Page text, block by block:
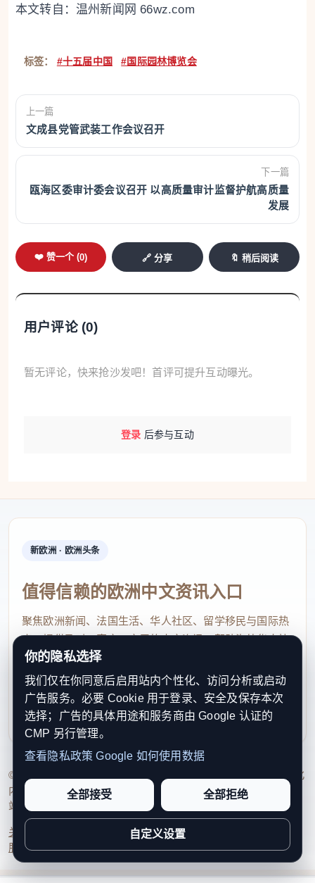
本文转自： 温州新闻网 66wz.com
标签： #十五届中国 #国际园林博览会
上一篇
文成县党管武装工作会议召开
下一篇
瓯海区委审计委会议召开 以高质量审计监督护航高质量
发展
❤️ 赞一个 (0) 🔗 分享 🔖 稍后阅读
用户评论 (0)
暂无评论，快来抢沙发吧！首评可提升互动曝光。
登录 后参与互动
新欧洲 · 欧洲头条
值得信赖的欧洲中文资讯入口
聚焦欧洲新闻、法国生活、华人社区、留学移民与国际热
点，提供及时、真实、实用的中文资讯，帮助海外华人快
速了解欧洲动态。
contact@xinouzhou.com
服务支持、版权与合作：工作日优先处理站务、投稿与权
利通知
© 2026 新欧洲·欧洲头条. All Rights Reserved. 本网站持续优化
内容透明度、联系方式与用户权利说明，以提升品牌信任感和
站点完整度。
关于我们 编辑规范日期归档隐私政策
服务条款联系我们
你的隐私选择
我们仅在你同意后启用站内个性化、访问分析或启动
广告服务。必要 Cookie 用于登录、安全及保存本次
选择；广告的具体用途和服务商由 Google 认证的
CMP 另行管理。
查看隐私政策 Google 如何使用数据
全部接受 全部拒绝
自定义设置